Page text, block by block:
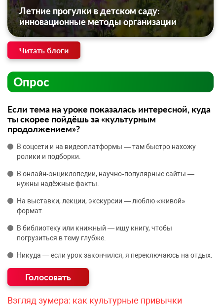
Летние прогулки в детском саду:
инновационные методы организации
Читать блоги
Опрос
Если тема на уроке показалась интересной, куда
ты скорее пойдёшь за «культурным
продолжением»?
В соцсети и на видеоплатформы — там быстро нахожу
ролики и подборки.
В онлайн‑энциклопедии, научно‑популярные сайты —
нужны надёжные факты.
На выставки, лекции, экскурсии — люблю «живой»
формат.
В библиотеку или книжный — ищу книгу, чтобы
погрузиться в тему глубже.
Никуда — если урок закончился, я переключаюсь на отдых.
Взгляд зумера: как культурные привычки